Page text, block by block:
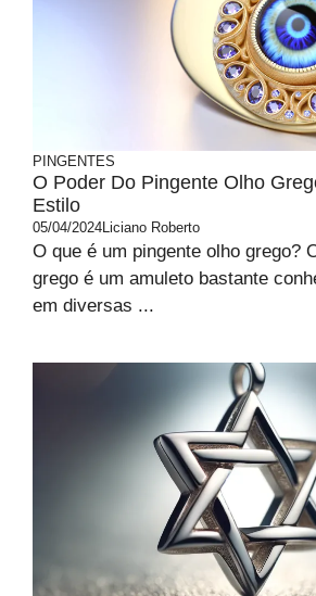
PINGENTES
O Poder Do Pingente Olho
Estilo
05/04/2024Liciano Roberto
O que é um pingente olho grego?
grego é um amuleto bastante
em diversas ...